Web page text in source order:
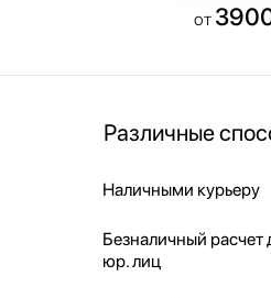
от
Различные
Наличными курьеру
Безналичный расчет
юр. лиц